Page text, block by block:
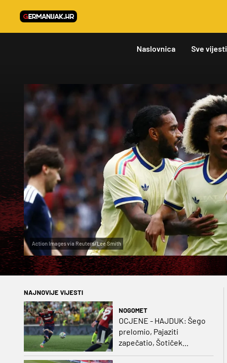
Naslovnica Sve vijesti
Action Images via Reuters/Lee Smith
NAJNOVIJE VIJESTI
NOGOMET
OCJENE - HAJDUK: Šego
prelomio, Pajaziti
zapečatio, Šotiček